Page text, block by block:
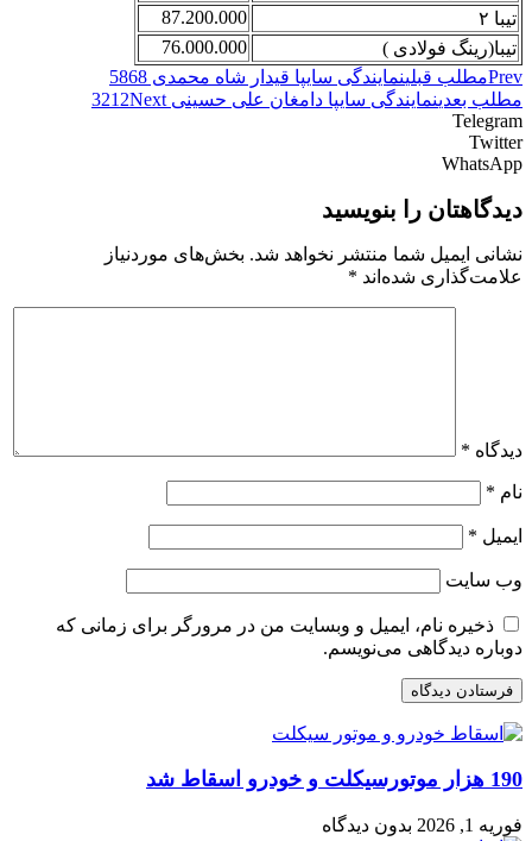
تیبا ۲
87.200.000
تیبا(رینگ فولادی )
76.000.000
Prevمطلب قبلینمایندگی سایپا قیدار شاه محمدی 5868
مطلب بعدینمایندگی سایپا دامغان علی حسینی 3212 Next
Telegram
Twitter
WhatsApp
دیدگاهتان را بنویسید
نشانی ایمیل شما منتشر نخواهد شد. بخش‌های موردنیاز
علامت‌گذاری شده‌اند *
دیدگاه *
نام *
ایمیل *
وب‌ سایت
ذخیره نام، ایمیل و وبسایت من در مرورگر برای زمانی که
دوباره دیدگاهی می‌نویسم.
190 هزار موتورسیکلت و خودرو اسقاط شد
فوریه 1, 2026 بدون دیدگاه